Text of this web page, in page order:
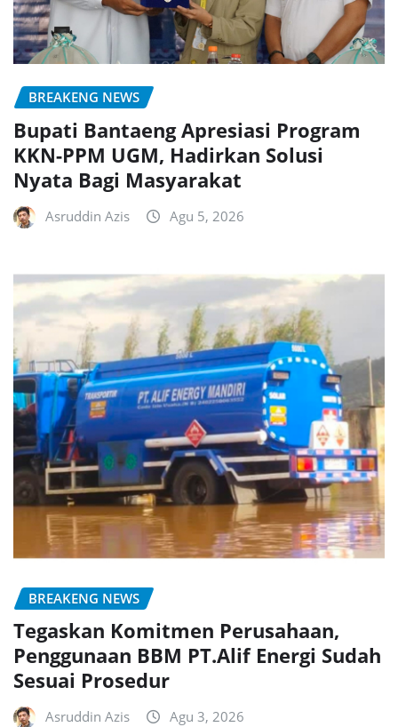
BREAKENG NEWS
Bupati Bantaeng Apresiasi Program
KKN-PPM UGM, Hadirkan Solusi
Nyata Bagi Masyarakat
Asruddin Azis Agu 5, 2026
BREAKENG NEWS
Tegaskan Komitmen Perusahaan,
Penggunaan BBM PT.Alif Energi Sudah
Sesuai Prosedur
Asruddin Azis Agu 3, 2026